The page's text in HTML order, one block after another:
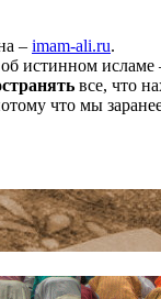
– imam-ali.ru.
истинном
все, что
что мы